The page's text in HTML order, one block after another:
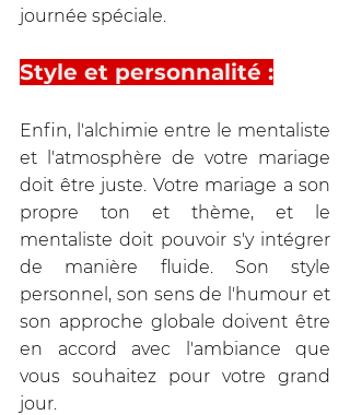
journée spéciale.
Style et personnalité :
Enfin, l'alchimie entre le mentaliste
et l'atmosphère de votre mariage
doit être juste. Votre mariage a son
propre ton et thème, et le
mentaliste doit pouvoir s'y intégrer
de manière fluide. Son style
personnel, son sens de l'humour et
son approche globale doivent être
en accord avec l'ambiance que
vous souhaitez pour votre grand
jour.